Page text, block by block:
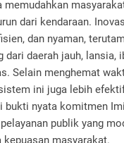
memudahkan
dari kendaraan.
dan nyaman,
dari daerah jauh, lansia,
Selain menghemat
ini juga lebih
bukti nyata komitmen
publik yang
masyarakat.